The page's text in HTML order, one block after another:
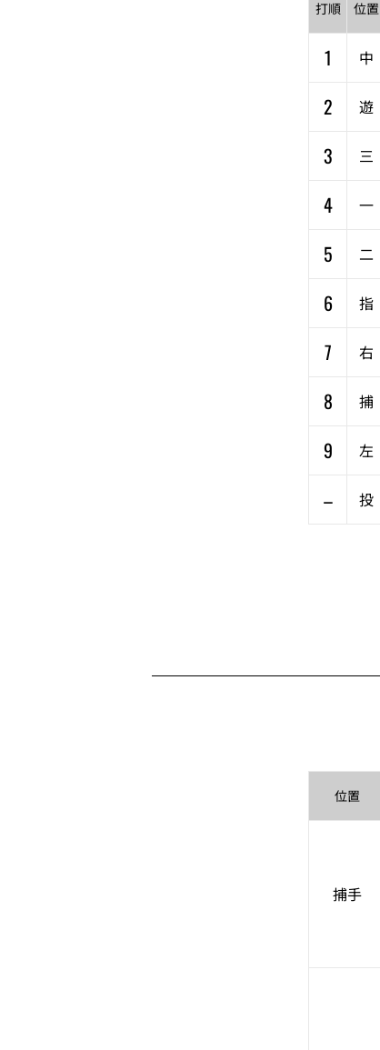
打順 位置
1 中
2
遊
3
三
4
一
5
二
6
指
7
右
8
捕
9
左
–
投
位置
捕手